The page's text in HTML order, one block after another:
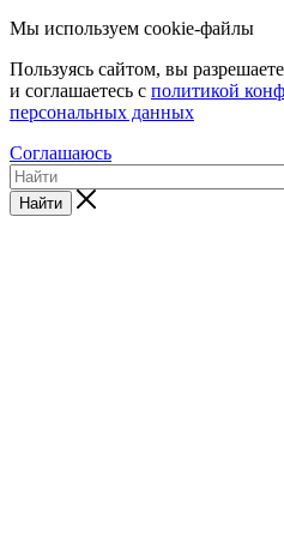
Мы используем cookie-файлы
Пользуясь сайтом, вы
и соглашаетесь с политикой
персональных данных
Соглашаюсь
Найти